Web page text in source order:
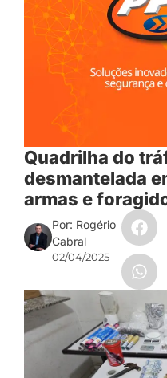
Quadrilha do
desmantelada
armas e
Por: Rogério
Cabral
02/04/2025